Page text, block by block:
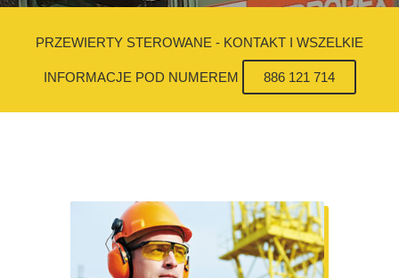
PRZEWIERTY STEROWANE - KONTAKT I WSZELKIE
INFORMACJE POD NUMEREM 886 121 714